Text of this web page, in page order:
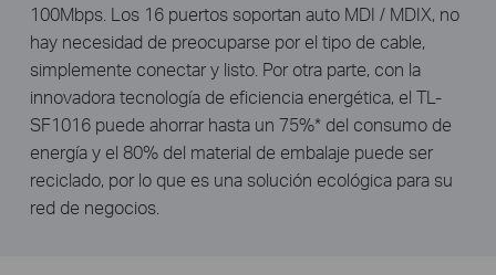
100Mbps. Los 16 puertos soportan auto MDI / MDIX, no
hay necesidad de preocuparse por el tipo de cable,
simplemente conectar y listo. Por otra parte, con la
innovadora tecnología de eficiencia energética, el TL-
SF1016 puede ahorrar hasta un 75%* del consumo de
energía y el 80% del material de embalaje puede ser
reciclado, por lo que es una solución ecológica para su
red de negocios.